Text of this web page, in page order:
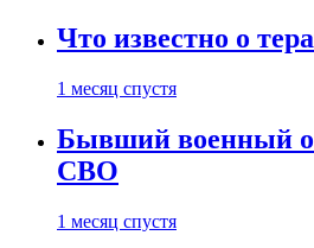
Что известно о
1 месяц спустя
Бывший военный
СВО
1 месяц спустя